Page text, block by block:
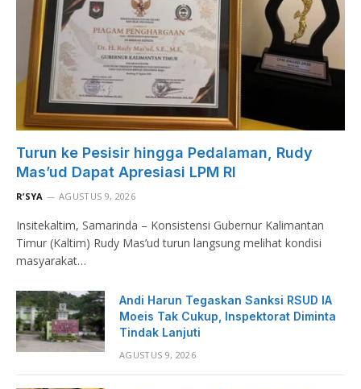
Turun ke Pesisir hingga Pedalaman, Rudy
Mas’ud Dapat Apresiasi LPM RI
R’SYA AGUSTUS 9, 2026
Insitekaltim, Samarinda – Konsistensi Gubernur Kalimantan
Timur (Kaltim) Rudy Mas’ud turun langsung melihat kondisi
masyarakat…
Andi Harun Tegaskan Sanksi RSUD IA
Moeis Tak Cukup, Inspektorat Diminta
Tindak Lanjuti
AGUSTUS 9, 2026